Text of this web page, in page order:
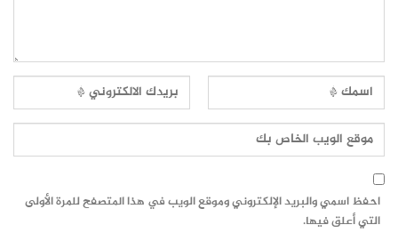
احفظ اسمي والبريد الإلكتروني وموقع الويب في هذا المتصفح للمرة الأولى
التي أعلق فيها.